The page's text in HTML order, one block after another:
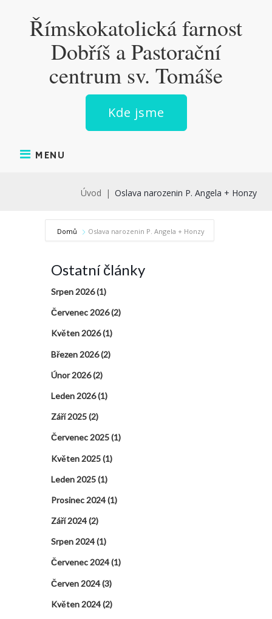
Římskokatolická farnost
Dobříš a Pastorační
centrum sv. Tomáše
Kde jsme
MENU
Úvod | Oslava narozenin P. Angela + Honzy
Domů Oslava narozenin P. Angela + Honzy
Ostatní články
Srpen 2026(1)
Červenec 2026(2)
Květen 2026(1)
Březen 2026(2)
Únor 2026(2)
Leden 2026(1)
Září 2025(2)
Červenec 2025(1)
Květen 2025(1)
Leden 2025(1)
Prosinec 2024(1)
Září 2024(2)
Srpen 2024(1)
Červenec 2024(1)
Červen 2024(3)
Květen 2024(2)